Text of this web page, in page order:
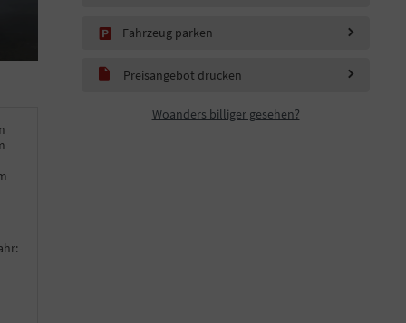
Fahrzeug parken
Preisangebot drucken
Woanders billiger gesehen?